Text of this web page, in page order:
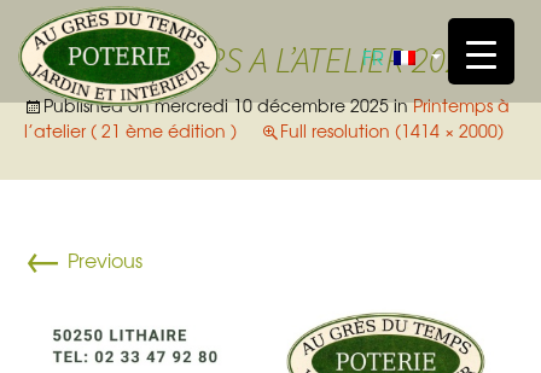
FR
Skip
PRINTEMPS A L’ATELIER 2026
Published onmercredi 10 décembre 2025inPrintemps à
l’atelier ( 21 ème édition )
Full resolution (1414 × 2000)
← Previous